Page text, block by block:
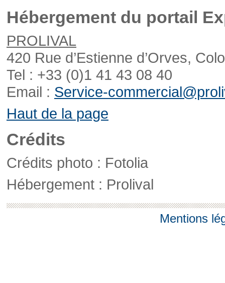
Hébergement du portail
PROLIVAL
420 Rue d’Estienne d’Orves,
Tel : +33 (0)1 41 43 08 40
Email : Service-
Haut de la page
Crédits
Crédits photo : Fotolia
Hébergement : Prolival
Mentions